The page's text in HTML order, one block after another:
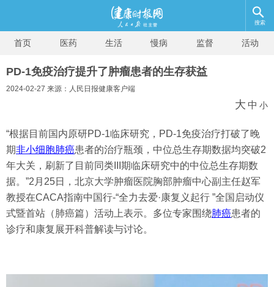
搜索
首页 医药 生活 慢病 监督 活动
PD-1免疫治疗提升了肿瘤患者的生存获益
2024-02-27 来源：人民日报健康客户端
大 中 小
“根据目前国内原研PD-1临床研究，PD-1免疫治疗打破了晚
期非小细胞肺癌患者的治疗瓶颈，中位总生存期数据均突破2
年大关，刷新了目前同类III期临床研究中的中位总生存期数
据。”2月25日，北京大学肿瘤医院胸部肿瘤中心副主任赵军
教授在CACA指南中国行-“全力去爱·康复义起行 ”全国启动仪
式暨首站（肺癌篇）活动上表示。多位专家围绕肺癌患者的
诊疗和康复展开科普解读与讨论。